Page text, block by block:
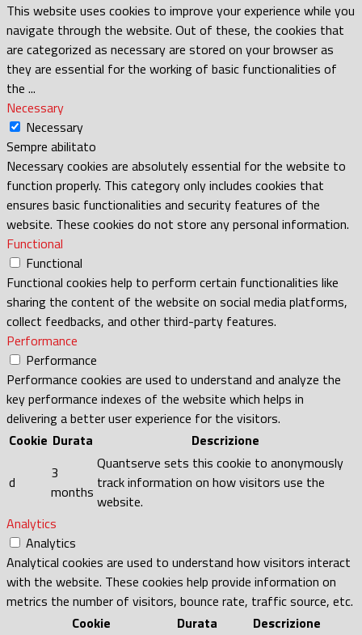
This website uses cookies to improve your experience while you
navigate through the website. Out of these, the cookies that
are categorized as necessary are stored on your browser as
they are essential for the working of basic functionalities of
the ...
Necessary
Necessary
Sempre abilitato
Necessary cookies are absolutely essential for the website to
function properly. This category only includes cookies that
ensures basic functionalities and security features of the
website. These cookies do not store any personal information.
Functional
Functional
Functional cookies help to perform certain functionalities like
sharing the content of the website on social media platforms,
collect feedbacks, and other third-party features.
Performance
Performance
Performance cookies are used to understand and analyze the
key performance indexes of the website which helps in
delivering a better user experience for the visitors.
Cookie Durata Descrizione
d
3
months
Quantserve sets this cookie to anonymously
track information on how visitors use the
website.
Analytics
Analytics
Analytical cookies are used to understand how visitors interact
with the website. These cookies help provide information on
metrics the number of visitors, bounce rate, traffic source, etc.
Cookie
Durata Descrizione